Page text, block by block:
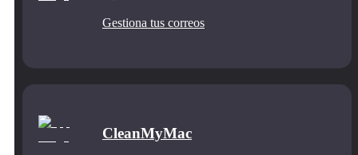
Gestiona tus correos
CleanMyMac